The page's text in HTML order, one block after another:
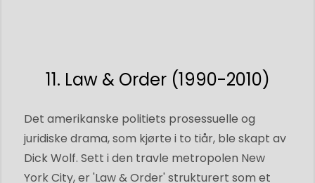
11. Law & Order (1990-2010)
Det amerikanske politiets prosessuelle og
juridiske drama, som kjørte i to tiår, ble skapt av
Dick Wolf. Sett i den travle metropolen New
York City, er 'Law & Order' strukturert som et